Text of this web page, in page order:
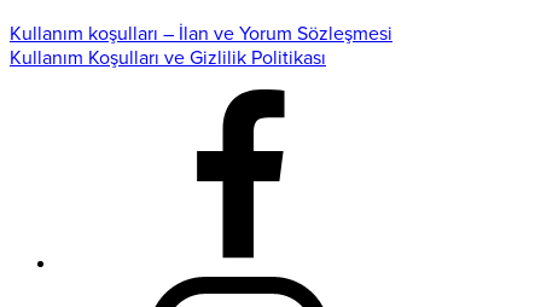
Kullanım koşulları – İlan ve Yorum Sözleşmesi
Kullanım Koşulları ve Gizlilik Politikası